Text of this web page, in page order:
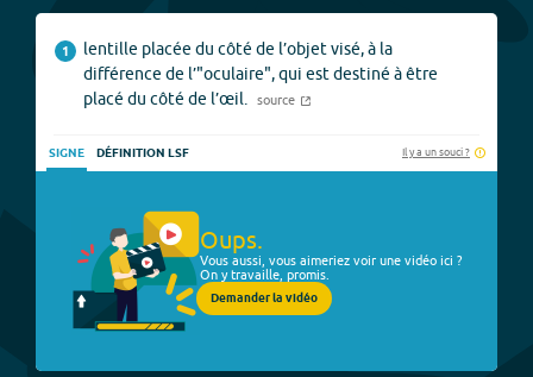
1
lentille placée du côté de l’objet visé, à la
différence de l’"oculaire", qui est destiné à être
placé du côté de l’œil.
source
SIGNE DÉFINITION LSF Il y a un souci ?
Oups.
Vous aussi, vous aimeriez voir une vidéo ici ?
On y travaille, promis.
Demander la vidéo